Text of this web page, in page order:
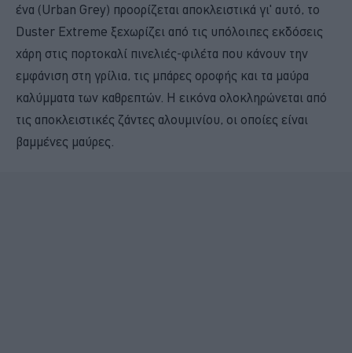
ένα (Urban Grey) προορίζεται αποκλειστικά γι' αυτό, το
Duster Extreme ξεχωρίζει από τις υπόλοιπες εκδόσεις
χάρη στις πορτοκαλί πινελιές-φιλέτα που κάνουν την
εμφάνιση στη γρίλια, τις μπάρες οροφής και τα μαύρα
καλύμματα των καθρεπτών. Η εικόνα ολοκληρώνεται από
τις αποκλειστικές ζάντες αλουμινίου, οι οποίες είναι
βαμμένες μαύρες.